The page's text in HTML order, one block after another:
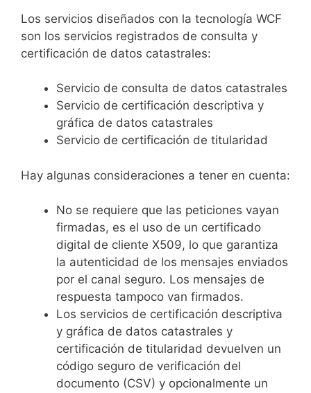
Los servicios diseñados con la tecnología WCF
son los servicios registrados de consulta y
certificación de datos catastrales:
Servicio de consulta de datos catastrales
Servicio de certificación descriptiva y
gráfica de datos catastrales
Servicio de certificación de titularidad
Hay algunas consideraciones a tener en cuenta:
No se requiere que las peticiones vayan
firmadas, es el uso de un certificado
digital de cliente X509, lo que garantiza
la autenticidad de los mensajes enviados
por el canal seguro. Los mensajes de
respuesta tampoco van firmados.
Los servicios de certificación descriptiva
y gráfica de datos catastrales y
certificación de titularidad devuelven un
código seguro de verificación del
documento (CSV) y opcionalmente un